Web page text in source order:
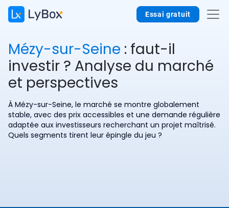
Essai gratuit
Mézy-sur-Seine : faut-il
investir ? Analyse du marché
et perspectives
À Mézy-sur-Seine, le marché se montre globalement
stable, avec des prix accessibles et une demande régulière
adaptée aux investisseurs recherchant un projet maîtrisé.
Quels segments tirent leur épingle du jeu ?